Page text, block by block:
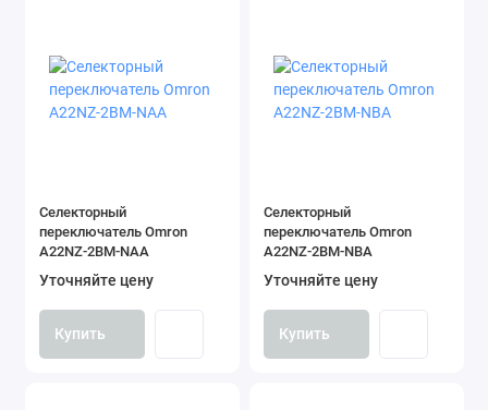
Селекторный
переключатель Omron
A22NZ-2BM-NAA
Уточняйте цену
Купить
Селекторный
переключатель Omron
A22NZ-2BM-NBA
Уточняйте цену
Купить